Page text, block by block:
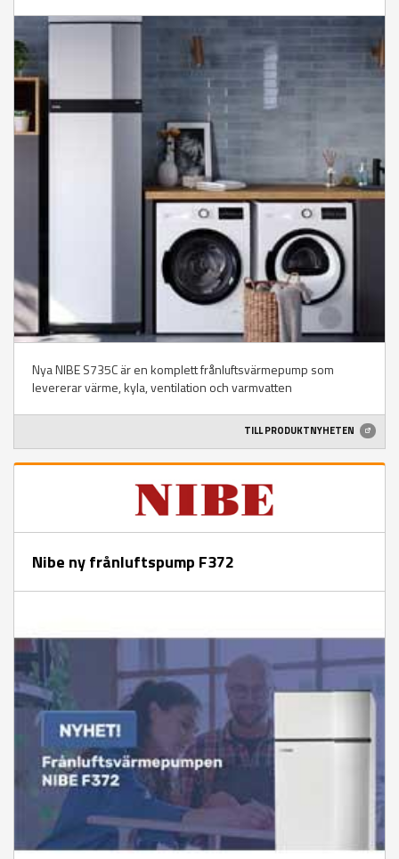
Nya NIBE S735C är en komplett frånluftsvärmepump som
levererar värme, kyla, ventilation och varmvatten
TILL PRODUKTNYHETEN
Nibe ny frånluftspump F372